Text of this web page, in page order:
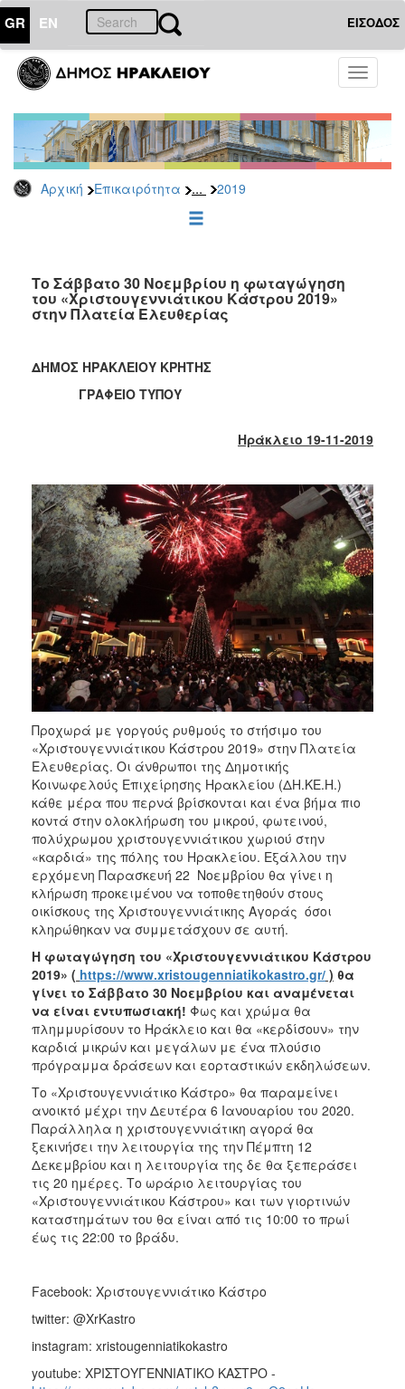
GR EN ΕΙΣΟΔΟΣ
Toggle
Αρχική Επικαιρότητα ... 2019
ΕΠΙΚΑΙΡΟΤΗΤΑ
Τύπου
Αρχείο
2026
2025
2022
2021
2019
2018
2013
2012
2011
2010
2006
ΔΗΜΟΤΗΣ
ΕΠΙΣΚΕΠΤΗΣ
ΗΡΑΚΛΕΙΟ
Το Σάββατο 30 Νοεμβρίου η φωταγώγηση
του «Χριστουγεννιάτικου Κάστρου 2019»
στην Πλατεία Ελευθερίας
ΔΗΜΟΣ ΗΡΑΚΛΕΙΟΥ ΚΡΗΤΗΣ
ΓΡΑΦΕΙΟ ΤΥΠΟΥ
Ηράκλειο 19-11-2019
Προχωρά με γοργούς ρυθμούς το στήσιμο του
«Χριστουγεννιάτικου Κάστρου 2019» στην Πλατεία
Ελευθερίας. Οι άνθρωποι της Δημοτικής
Κοινωφελούς Επιχείρησης Ηρακλείου (ΔΗ.ΚΕ.Η.)
κάθε μέρα που περνά βρίσκονται και ένα βήμα πιο
κοντά στην ολοκλήρωση του μικρού, φωτεινού,
πολύχρωμου χριστουγεννιάτικου χωριού στην
«καρδιά» της πόλης του Ηρακλείου. Εξάλλου την
ερχόμενη Παρασκευή 22 Νοεμβρίου θα γίνει η
κλήρωση προκειμένου να τοποθετηθούν στους
οικίσκους της Χριστουγεννιάτικης Αγοράς όσοι
κληρώθηκαν να συμμετάσχουν σε αυτή.
Η φωταγώγηση του «Χριστουγεννιάτικου Κάστρου
2019» ( https://www.xristougenniatikokastro.gr/ ) θα
γίνει το Σάββατο 30 Νοεμβρίου και αναμένεται
να είναι εντυπωσιακή! Φως και χρώμα θα
πλημμυρίσουν το Ηράκλειο και θα «κερδίσουν» την
καρδιά μικρών και μεγάλων με ένα πλούσιο
πρόγραμμα δράσεων και εορταστικών εκδηλώσεων.
Το «Χριστουγεννιάτικο Κάστρο» θα παραμείνει
ανοικτό μέχρι την Δευτέρα 6 Ιανουαρίου του 2020.
Παράλληλα η χριστουγεννιάτικη αγορά θα
ξεκινήσει την λειτουργία της την Πέμπτη 12
Δεκεμβρίου και η λειτουργία της δε θα ξεπεράσει
τις 20 ημέρες. Το ωράριο λειτουργίας του
«Χριστουγεννιάτικου Κάστρου» και των γιορτινών
καταστημάτων του θα είναι από τις 10:00 το πρωί
έως τις 22:00 το βράδυ.
Facebook: Χριστουγεννιάτικο Κάστρο
twitter: @XrKastro
instagram: xristougenniatikokastro
youtube: ΧΡΙΣΤΟΥΓΕΝΝΙΑΤΙΚΟ ΚΑΣΤΡΟ -